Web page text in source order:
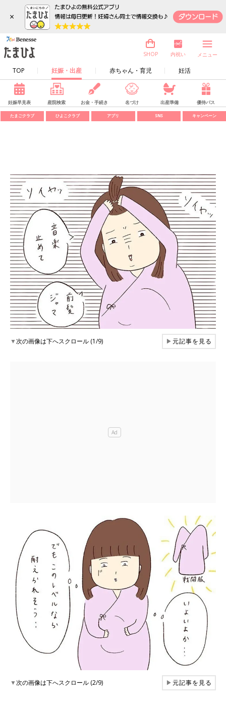
×
TOP 妊娠・出産 赤ちゃん・育児 妊活
SHOP 内祝い メニュー
妊娠早見表 産院検索 お金・手続き 名づけ 出産準備 優待パス
たまごクラブ ひよこクラブ アプリ SNS キャンペーン
▼次の画像は下へスクロール (1/9) ▶元記事を見る
▼次の画像は下へスクロール (2/9) ▶元記事を見る